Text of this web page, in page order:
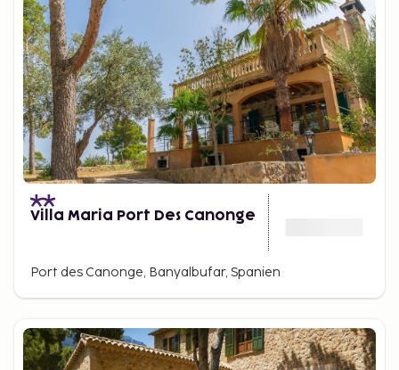
Villa Maria Port Des Canonge
Port des Canonge, Banyalbufar, Spanien